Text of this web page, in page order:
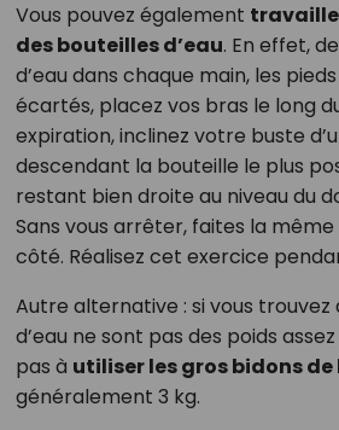
Vous pouvez également
des bouteilles d’eau. En effet,
d’eau dans chaque main, les
écartés, placez vos bras le long
expiration, inclinez votre buste
descendant la bouteille le plus
restant bien droite au niveau du
Sans vous arrêter, faites la même
côté. Réalisez cet exercice
Autre alternative : si vous trouvez
d’eau ne sont pas des poids
pas à utiliser les gros bidons de
généralement 3 kg.